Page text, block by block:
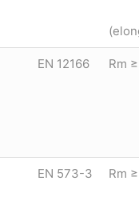
EN 12166 Rm
EN 573-3 Rm